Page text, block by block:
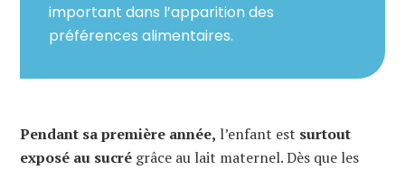
important dans l’apparition des
préférences alimentaires.
Pendant sa première année, l’enfant est surtout
exposé au sucré grâce au lait maternel. Dès que les